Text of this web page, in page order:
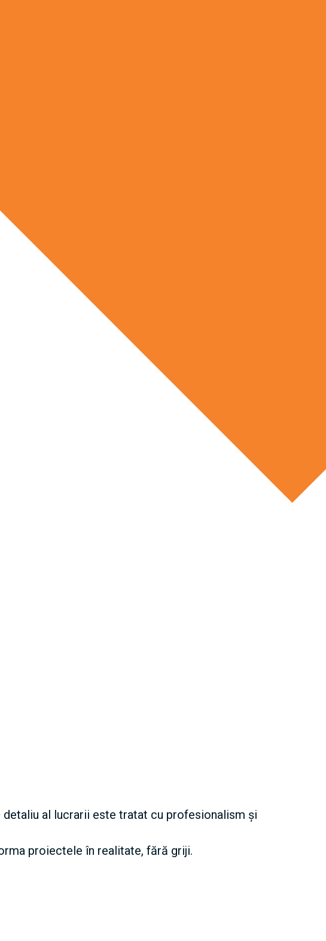
al lucrarii este tratat cu profesionalism și
proiectele în realitate, fără griji.